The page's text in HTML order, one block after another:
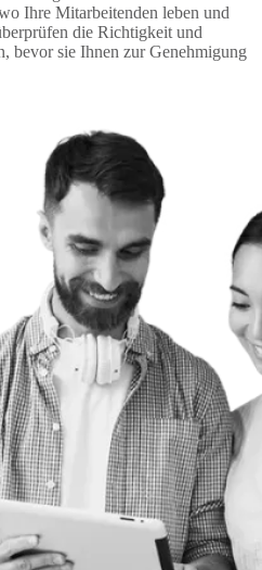
Ihre Mitarbeitenden leben und
die Richtigkeit und
bevor sie Ihnen zur Genehmigung